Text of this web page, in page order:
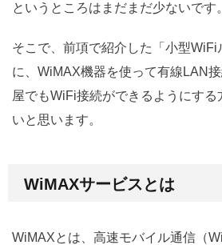
というところはまだまだ少ないです。
そこで、前項で紹介した「小型WiFi
に、WiMAX機器を使って有線LAN
屋でもWiFi接続ができるようにする
いと思います。
WiMAXサービスとは
WiMAXとは、高速モバイル通信（